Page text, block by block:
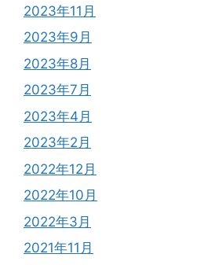
2023年11月
2023年9月
2023年8月
2023年7月
2023年4月
2023年2月
2022年12月
2022年10月
2022年3月
2021年11月